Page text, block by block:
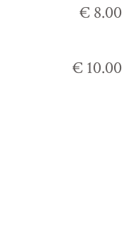
€ 8.00
€ 10.00